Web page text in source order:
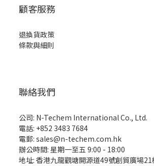
顧客服務
退換貨政策
條款與細則
聯絡我們
公司: N-Techem International Co., Ltd.
電話: +852 3483 7684
電郵: sales@n-techem.com.hk
辦公時間: 星期一至五 9:00 - 18:00
地址: 香港九龍觀塘開源道49號創貿廣場21